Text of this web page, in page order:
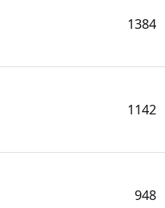
1384
1142
948